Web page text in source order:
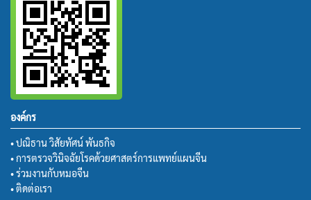
องค์กร
• ปณิธาน วิสัยทัศน์ พันธกิจ
• การตรวจวินิจฉัยโรคด้วยศาสตร์การแพทย์แผนจีน
• ร่วมงานกับหมอจีน
• ติดต่อเรา